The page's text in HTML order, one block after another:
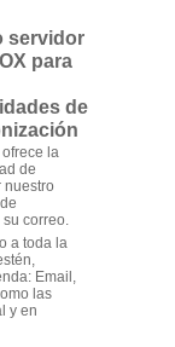
servidor
para
de
la
de
nuestro
correo.
a toda la
Email,
las
y en